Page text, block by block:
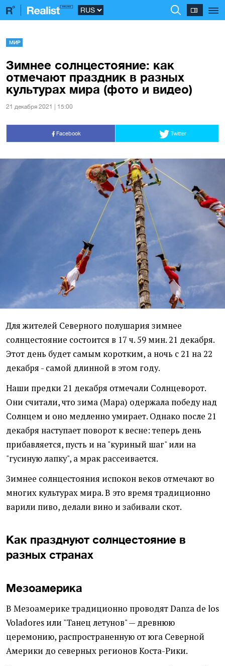
МИР
Зимнее солнцестояние: как
отмечают праздник в разных
культурах мира (фото и видео)
21 декабря 2021 | 15:00
Facebook Twitter
Для жителей Северного полушария зимнее
солнцестояние состоится в 17 ч. 59 мин. 21 декабря.
Этот день будет самым коротким, а ночь с 21 на 22
декабря - самой длинной в этом году.
Наши предки 21 декабря отмечали Солнцеворот.
Они считали, что зима (Мара) одержала победу над
Солнцем и оно медленно умирает. Однако после 21
декабря наступает поворот к весне: теперь день
прибавляется, пусть и на "куриный шаг" или на
"гусиную лапку", а мрак рассеивается.
Зимнее солнцестояния испокон веков отмечают во
многих культурах мира. В это время традиционно
варили пиво, делали вино и забивали скот.
Как празднуют солнцестояние в
разных странах
Мезоамерика
В Мезоамерике традиционно проводят Danza de los
Voladores или "Танец летунов" — древнюю
церемонию, распространенную от юга Северной
Америки до северных регионов Коста-Рики.